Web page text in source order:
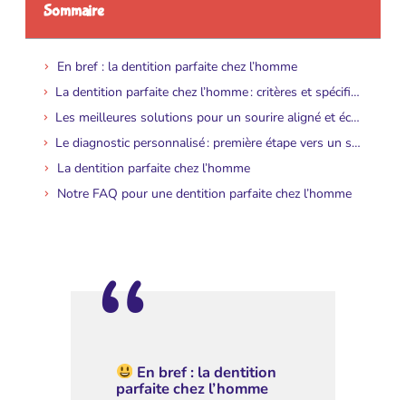
Sommaire
En bref : la dentition parfaite chez l’homme
La dentition parfaite chez l’homme : critères et spécificités du sourire masculin
Les meilleures solutions pour un sourire aligné et éclatant chez l’homme
Le diagnostic personnalisé : première étape vers un sourire masculin sur mesure
La dentition parfaite chez l’homme
Notre FAQ pour une dentition parfaite chez l’homme
En bref : la dentition
parfaite chez l’homme